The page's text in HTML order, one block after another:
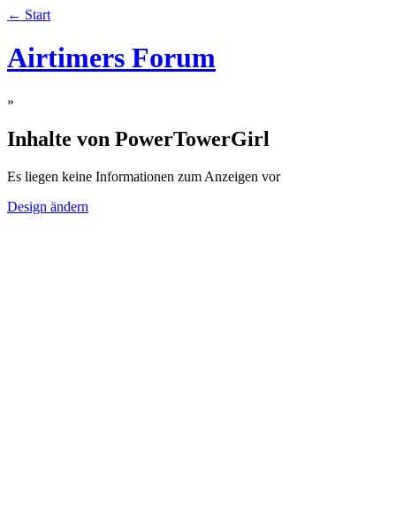
← Start
Airtimers Forum
»
Inhalte von PowerTowerGirl
Es liegen keine Informationen zum Anzeigen vor
Design ändern